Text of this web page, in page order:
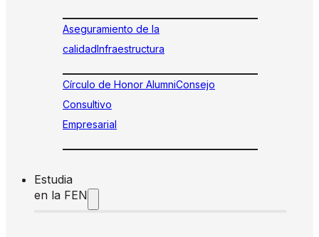
Aseguramiento de la
calidadInfraestructura
Círculo de Honor AlumniConsejo
Consultivo
Empresarial
Estudia
en la FEN